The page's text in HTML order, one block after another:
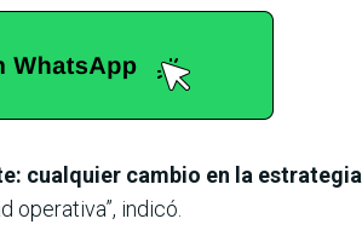
cualquier cambio en la estrategia
operativa”, indicó.